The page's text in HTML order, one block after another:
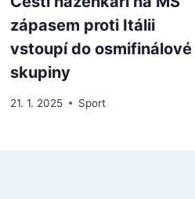
zápasem proti Itálii
vstoupí do osmifinálové
skupiny
21. 1. 2025 Sport